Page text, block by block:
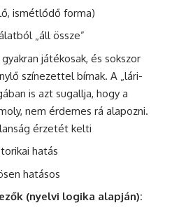
ismétlődő forma)
„áll össze”
játékosak, és sokszor
színezettel bírnak. A „lári-
is azt sugallja, hogy a
nem érdemes rá alapozni.
érzetét kelti
hatás
hatásos
(nyelvi logika alapján):